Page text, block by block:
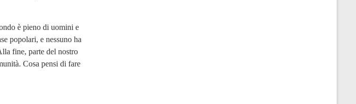
è pieno di uomini e
popolari, e nessuno ha
fine, parte del nostro
Cosa pensi di fare